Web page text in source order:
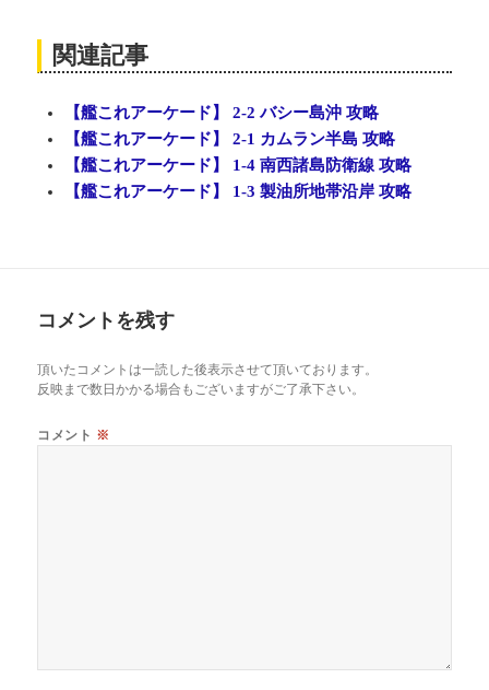
関連記事
【艦これアーケード】 2-2 バシー島沖 攻略
【艦これアーケード】 2-1 カムラン半島 攻略
【艦これアーケード】 1-4 南西諸島防衛線 攻略
【艦これアーケード】 1-3 製油所地帯沿岸 攻略
コメントを残す
頂いたコメントは一読した後表示させて頂いております。
反映まで数日かかる場合もございますがご了承下さい。
コメント ※